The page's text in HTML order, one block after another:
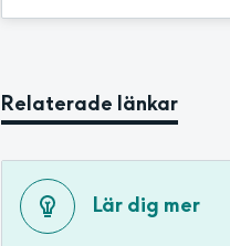
Relaterade länkar
Lär dig mer